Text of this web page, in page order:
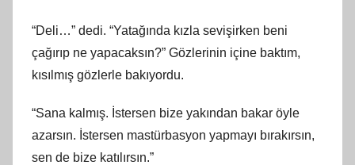
“Deli…” dedi. “Yatağında kızla sevişirken beni
çağırıp ne yapacaksın?” Gözlerinin içine baktım,
kısılmış gözlerle bakıyordu.
“Sana kalmış. İstersen bize yakından bakar öyle
azarsın. İstersen mastürbasyon yapmayı bırakırsın,
sen de bize katılırsın.”